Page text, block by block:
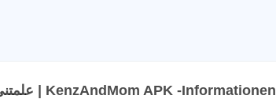
علمتني كنز | KenzAndMom APK -Informationen